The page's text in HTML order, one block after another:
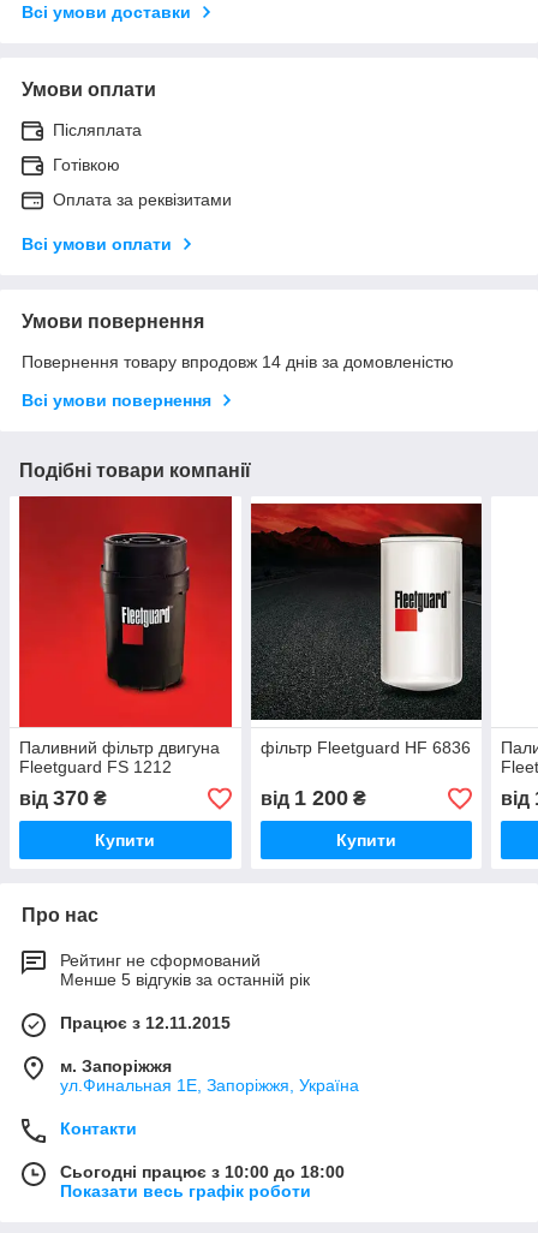
Всі умови доставки
Умови оплати
Післяплата
Готівкою
Оплата за реквізитами
Всі умови оплати
Умови повернення
Повернення товару впродовж 14 днів за домовленістю
Всі умови повернення
Подібні товари компанії
Паливний фільтр двигуна
Fleetguard FS 1212
від 370 ₴
Купити
фільтр Fleetguard HF 6836
від 1 200₴
Купити
від
Про нас
Рейтинг не сформований
Менше 5 відгуків за останній рік
Працює з 12.11.2015
м. Запоріжжя
ул.Финальная 1Е, Запоріжжя, Україна
Контакти
Сьогодні працює з 10:00 до 18:00
Показати весь графік роботи